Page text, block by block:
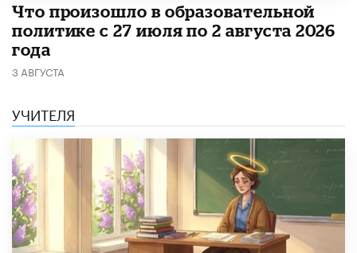
​Что произошло в образовательной
политике с 27 июля по 2 августа 2026
года
3 АВГУСТА
УЧИТЕЛЯ